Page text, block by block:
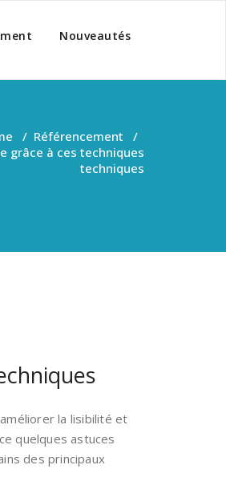
Nouveautés
/ Référencement /
grâce à ces techniques
techniques
la lisibilité et
quelques astuces
des principaux